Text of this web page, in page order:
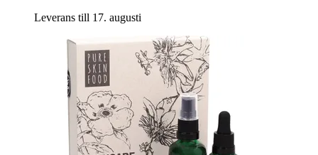
Leverans till 17. augusti